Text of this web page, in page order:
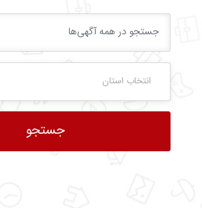
انتخاب استان